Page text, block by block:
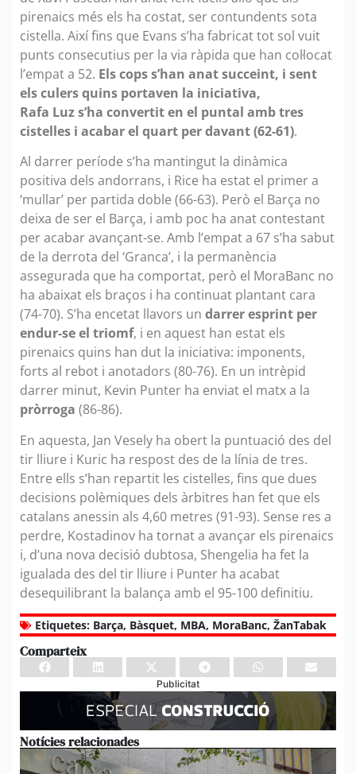
pirenaics més els ha costat, ser contundents sota
cistella. Així fins que Evans s’ha fabricat tot sol vuit
punts consecutius per la via ràpida que han col·locat
l’empat a 52. Els cops s’han anat succeint, i sent
els culers quins portaven la iniciativa,
Rafa Luz s’ha convertit en el puntal amb tres
cistelles i acabar el quart per davant (62-61).
Al darrer període s’ha mantingut la dinàmica
positiva dels andorrans, i Rice ha estat el primer a
‘mullar’ per partida doble (66-63). Però el Barça no
deixa de ser el Barça, i amb poc ha anat contestant
per acabar avançant-se. Amb l’empat a 67 s’ha sabut
de la derrota del ‘Granca’, i la permanència
assegurada que ha comportat, però el MoraBanc no
ha abaixat els braços i ha continuat plantant cara
(74-70). S’ha encetat llavors un darrer esprint per
endur-se el triomf, i en aquest han estat els
pirenaics quins han dut la iniciativa: imponents,
forts al rebot i anotadors (80-76). En un intrèpid
darrer minut, Kevin Punter ha enviat el matx a la
pròrroga (86-86).
En aquesta, Jan Vesely ha obert la puntuació des del
tir lliure i Kuric ha respost des de la línia de tres.
Entre ells s’han repartit les cistelles, fins que dues
decisions polèmiques dels àrbitres han fet que els
catalans anessin als 4,60 metres (91-93). Sense res a
perdre, Kostadinov ha tornat a avançar els pirenaics
i, d’una nova decisió dubtosa, Shengelia ha fet la
igualada des del tir lliure i Punter ha acabat
desequilibrant la balança amb el 95-100 definitiu.
Etiquetes: Barça, Bàsquet, MBA, MoraBanc, ŽanTabak
Comparteix
Publicitat
Notícies relacionades